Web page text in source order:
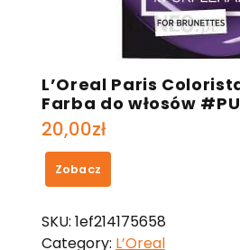
L’Oreal Paris
Farba do włosów
20,00zł
Zobacz
SKU: 1ef214175658
Category: L’Oreal